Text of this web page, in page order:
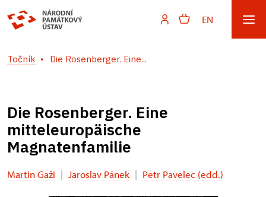
EN
Točník Die Rosenberger. Eine...
Die Rosenberger. Eine
mitteleuropäische
Magnatenfamilie
Martin Gaži | Jaroslav Pánek | Petr Pavelec (edd.)